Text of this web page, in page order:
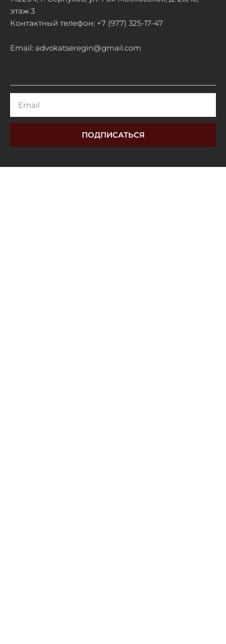
этаж 3
Контактный телефон: +7 (977) 325-17-47
Email: advokatseregin@gmail.com
ПОДПИСАТЬСЯ